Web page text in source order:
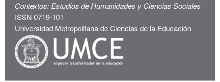
Contextos: Estudios de Humanidades y Ciencias Sociales
ISSN 0719-101
Universidad Metropolitana de Ciencias de la Educación